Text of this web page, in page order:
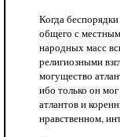
Когда
общего с
народных масс
религиозными
могущество
ибо только он
атлантов и
нравственном,